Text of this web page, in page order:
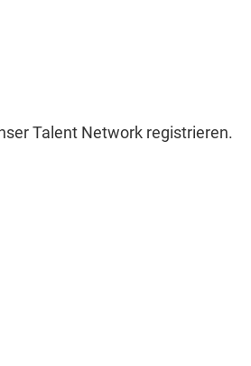
Talent Network registrieren.